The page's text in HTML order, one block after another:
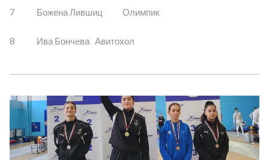
7 Божена Лившиц Олимпик
8 Ива Бончева Авитохол